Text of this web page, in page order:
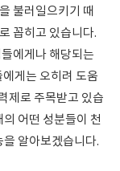
불러일으키기 때
꼽히고 있습니다.
에게나 해당되는
게는 오히려 도움
제로 주목받고 있습
어떤 성분들이 천
알아보겠습니다.